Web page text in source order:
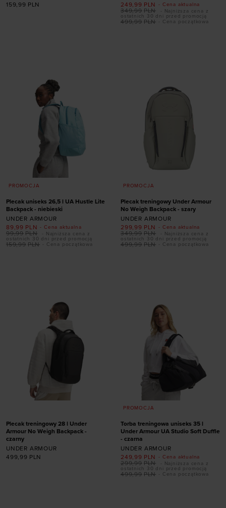
159,99 PLN - Cena aktualna
249,99 PLN
- Cena początkowa
499,99 PLN
349,99 PLN
- Najniższa cena z
ostatnich 30 dni przed promocją
PROMOCJA
Plecak uniseks 26,5 l UA Hustle Lite
Backpack - niebieski
UNDER ARMOUR
- Cena aktualna
89,99 PLN
- Cena początkowa
159,99 PLN
99,99 PLN
- Najniższa cena z
ostatnich 30 dni przed promocją
PROMOCJA
Plecak treningowy Under Armour
No Weigh Backpack - szary
UNDER ARMOUR
- Cena aktualna
299,99 PLN
- Cena początkowa
499,99 PLN
349,99 PLN
- Najniższa cena z
ostatnich 30 dni przed promocją
Plecak treningowy 28 l Under
Armour No Weigh Backpack -
czarny
UNDER ARMOUR
499,99 PLN
PROMOCJA
Torba treningowa uniseks 35 l
Under Armour UA Studio Soft Duffle
- czarna
UNDER ARMOUR
- Cena aktualna
249,99 PLN
- Cena początkowa
499,99 PLN
299,99 PLN
- Najniższa cena z
ostatnich 30 dni przed promocją